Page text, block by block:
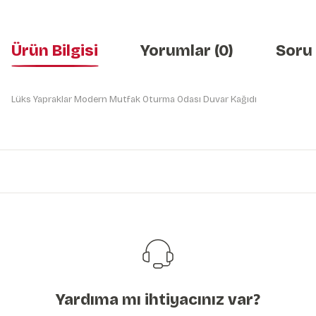
Ürün Bilgisi Yorumlar (0) Soru
Lüks Yapraklar Modern Mutfak Oturma Odası Duvar Kağıdı
Bu ürüne benzer farklı alternatifler olmalı.
Yardıma mı ihtiyacınız var?